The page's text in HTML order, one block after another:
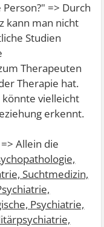
=> Durch
kann man nicht
Studien
Therapeuten
Therapie hat.
könnte vielleicht
erkennt.
Allein die
Suchtmedizin,
Psychiatrie,